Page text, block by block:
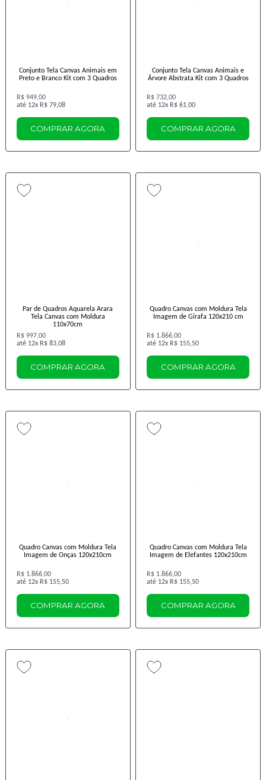
Conjunto Tela Canvas Animais em
Preto e Branco Kit com 3 Quadros
R$ 949,00
12x R$ 79,08
COMPRAR AGORA
Conjunto Tela Canvas Animais e
Árvore Abstrata Kit com 3 Quadros
R$ 732,00
12x R$ 61,00
COMPRAR AGORA
Par de Quadros Aquarela Arara
Tela Canvas com Moldura
110x70cm
R$ 997,00
12x R$ 83,08
COMPRAR AGORA
Quadro Canvas com Moldura Tela
Imagem de Girafa 120x210 cm
R$ 1.866,00
12x R$ 155,50
COMPRAR AGORA
Quadro Canvas com Moldura Tela
Imagem de Onças 120x210cm
R$ 1.866,00
12x R$ 155,50
COMPRAR AGORA
Quadro Canvas com Moldura Tela
Imagem de Elefantes 120x210cm
R$ 1.866,00
12x R$ 155,50
COMPRAR AGORA